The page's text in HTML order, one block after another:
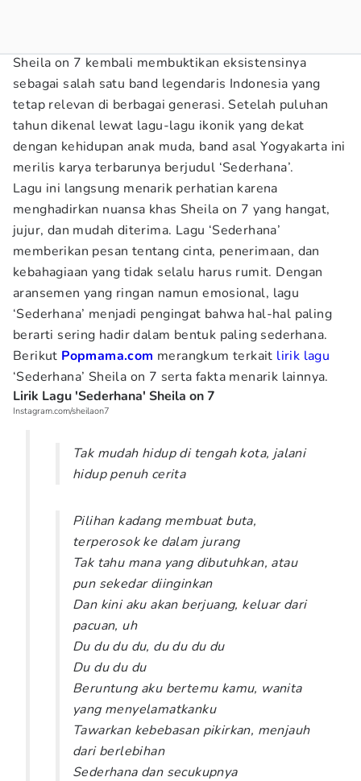
Sheila on 7 kembali membuktikan eksistensinya
sebagai salah satu band legendaris Indonesia yang
tetap relevan di berbagai generasi. Setelah puluhan
tahun dikenal lewat lagu-lagu ikonik yang dekat
dengan kehidupan anak muda, band asal Yogyakarta ini
merilis karya terbarunya berjudul ‘Sederhana’.
Lagu ini langsung menarik perhatian karena
menghadirkan nuansa khas Sheila on 7 yang hangat,
jujur, dan mudah diterima. Lagu ‘Sederhana’
memberikan pesan tentang cinta, penerimaan, dan
kebahagiaan yang tidak selalu harus rumit. Dengan
aransemen yang ringan namun emosional, lagu
‘Sederhana’ menjadi pengingat bahwa hal-hal paling
berarti sering hadir dalam bentuk paling sederhana.
Berikut Popmama.com merangkum terkait lirik lagu
‘Sederhana’ Sheila on 7 serta fakta menarik lainnya.
Lirik Lagu 'Sederhana' Sheila on 7
Instagram.com/sheilaon7
Tak mudah hidup di tengah kota, jalani
hidup penuh cerita
Pilihan kadang membuat buta,
terperosok ke dalam jurang
Tak tahu mana yang dibutuhkan, atau
pun sekedar diinginkan
Dan kini aku akan berjuang, keluar dari
pacuan, uh
Du du du du, du du du du
Du du du du
Beruntung aku bertemu kamu, wanita
yang menyelamatkanku
Tawarkan kebebasan pikirkan, menjauh
dari berlebihan
Sederhana dan secukupnya